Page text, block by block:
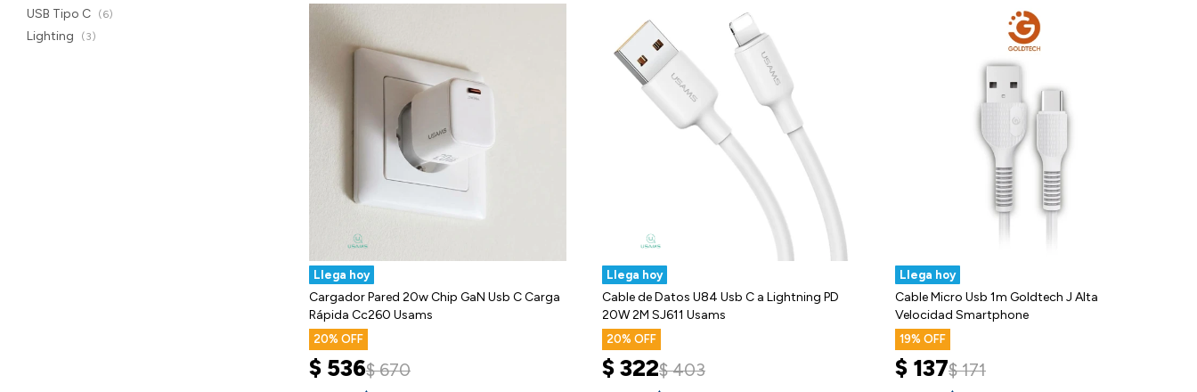
Llega hoy
Cargador Pared 20w Chip GaN Usb C Carga
Rápida Cc260 Usams
20
$ 536$ 670
Llega hoy
Cable de Datos U84 Usb C a Lightning PD
20W 2M SJ611 Usams
20
$322$ 403
Llega hoy
Cable Micro Usb 1m Goldtech J Alta
Velocidad Smartphone
19
$ 137$ 171
USB Tipo C (6)
Lighting (3)